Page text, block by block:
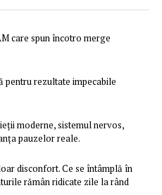
care spun încotro merge
pentru rezultate impecabile
moderne, sistemul nervos,
pauzelor reale.
disconfort. Ce se întâmplă în
rămân ridicate zile la rând